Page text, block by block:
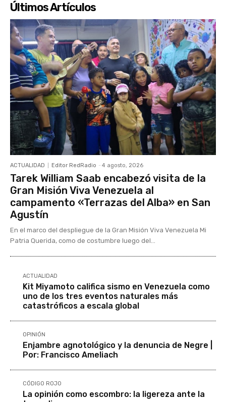
Últimos Artículos
ACTUALIDAD Editor RedRadio - 4 agosto, 2026
Tarek William Saab encabezó visita de la
Gran Misión Viva Venezuela al
campamento «Terrazas del Alba» en San
Agustín
En el marco del despliegue de la Gran Misión Viva Venezuela Mi
Patria Querida, como de costumbre luego del...
ACTUALIDAD
Kit Miyamoto califica sismo en Venezuela como
uno de los tres eventos naturales más
catastróficos a escala global
OPINIÓN
Enjambre agnotológico y la denuncia de Negre |
Por: Francisco Ameliach
CÓDIGO ROJO
La opinión como escombro: la ligereza ante la